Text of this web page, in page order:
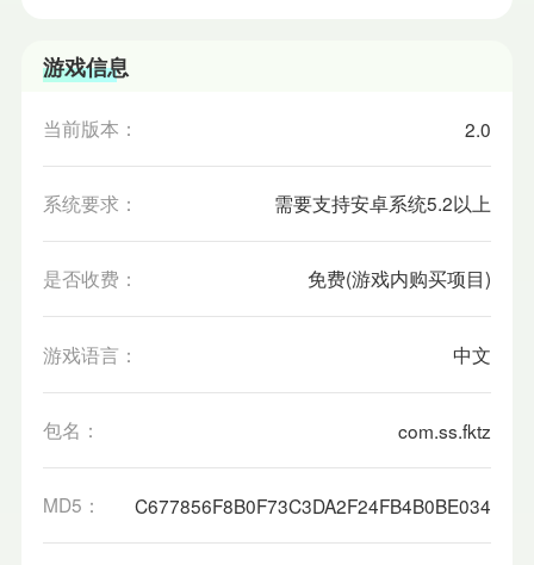
游戏信息
当前版本： 2.0
系统要求： 需要支持安卓系统5.2以上
是否收费： 免费(游戏内购买项目)
游戏语言： 中文
包名： com.ss.fktz
MD5： C677856F8B0F73C3DA2F24FB4B0BE034